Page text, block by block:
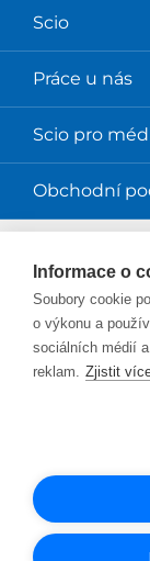
Scio
Práce u nás
Scio pro
Obchodní
Magazín
Blog Smysl v
Informace o
Soubory cookie
o výkonu a
sociálních médií
reklam. Zjistit